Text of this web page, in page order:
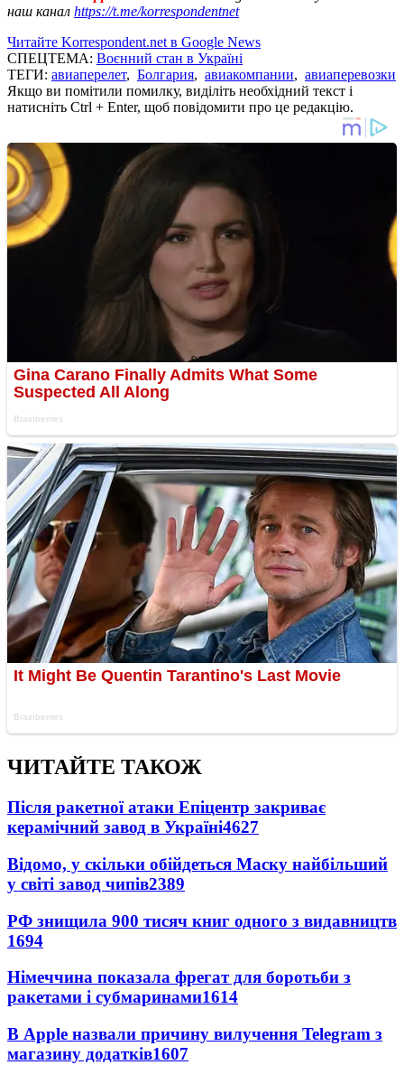
наш канал https://t.me/korrespondentnet
Читайте Korrespondent.net в Google News
СПЕЦТЕМА: Воєнний стан в Україні
ТЕГИ: авиаперелет, Болгария, авиакомпании, авиаперевозки
Якщо ви помітили помилку, виділіть необхідний текст і
натисніть Ctrl + Enter, щоб повідомити про це редакцію.
ЧИТАЙТЕ ТАКОЖ
Після ракетної атаки Епіцентр закриває
керамічний завод в Україні4627
Відомо, у скільки обійдеться Маску найбільший
у світі завод чипів2389
РФ знищила 900 тисяч книг одного з видавництв
1694
Німеччина показала фрегат для боротьби з
ракетами і субмаринами1614
В Apple назвали причину вилучення Telegram з
магазину додатків1607